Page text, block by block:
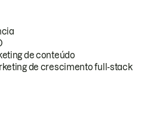
de conteúdo
de crescimento full-stack